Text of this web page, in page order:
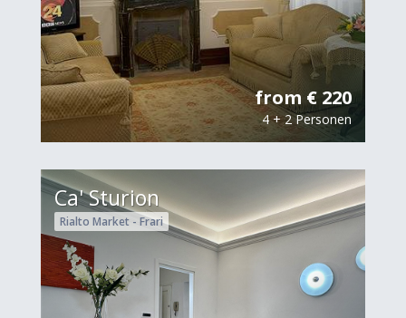
from € 220
4 + 2 Personen
Ca' Sturion
Rialto Market - Frari